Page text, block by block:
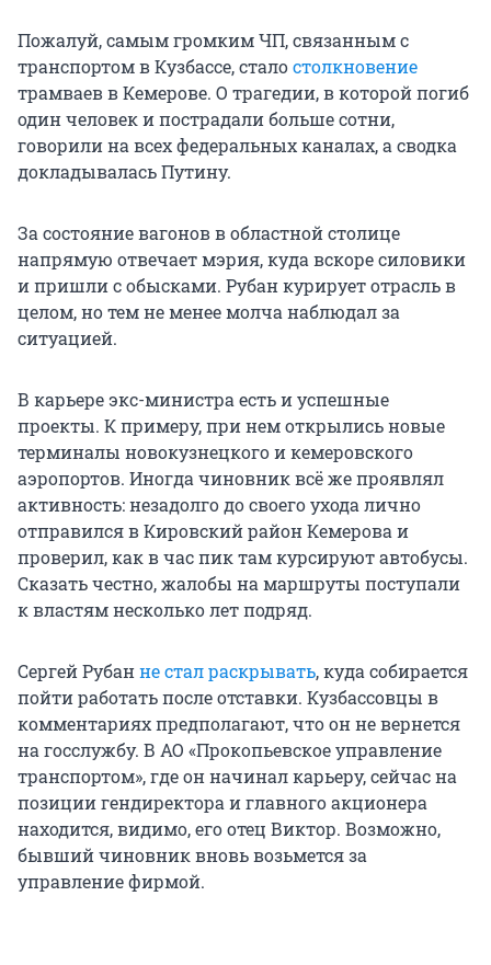
Пожалуй, самым громким ЧП, связанным с
транспортом в Кузбассе, сталостолкновение
трамваев в Кемерове. О трагедии, в которой погиб
один человек и пострадали больше сотни,
говорили на всех федеральных каналах, а сводка
докладывалась Путину.
За состояние вагонов в областной столице
напрямую отвечает мэрия, куда вскоре силовики
и пришли с обысками. Рубан курирует отрасль в
целом, но тем не менее молча наблюдал за
ситуацией.
В карьере экс-министра есть и успешные
проекты. К примеру, при нем открылись новые
терминалы новокузнецкого и кемеровского
аэропортов. Иногда чиновник всё же проявлял
активность: незадолго до своего ухода лично
отправился в Кировский район Кемерова и
проверил, как в час пик там курсируют автобусы.
Сказать честно, жалобы на маршруты поступали
к властям несколько лет подряд.
Сергей Рубанне стал раскрывать, куда собирается
пойти работать после отставки. Кузбассовцы в
комментариях предполагают, что он не вернется
на госслужбу. В АО «Прокопьевское управление
транспортом», где он начинал карьеру, сейчас на
позиции гендиректора и главного акционера
находится, видимо, его отец Виктор. Возможно,
бывший чиновник вновь возьмется за
управление фирмой.